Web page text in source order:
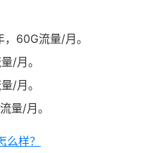
60G流量/月。
/月。
/月。
量/月。
么样？